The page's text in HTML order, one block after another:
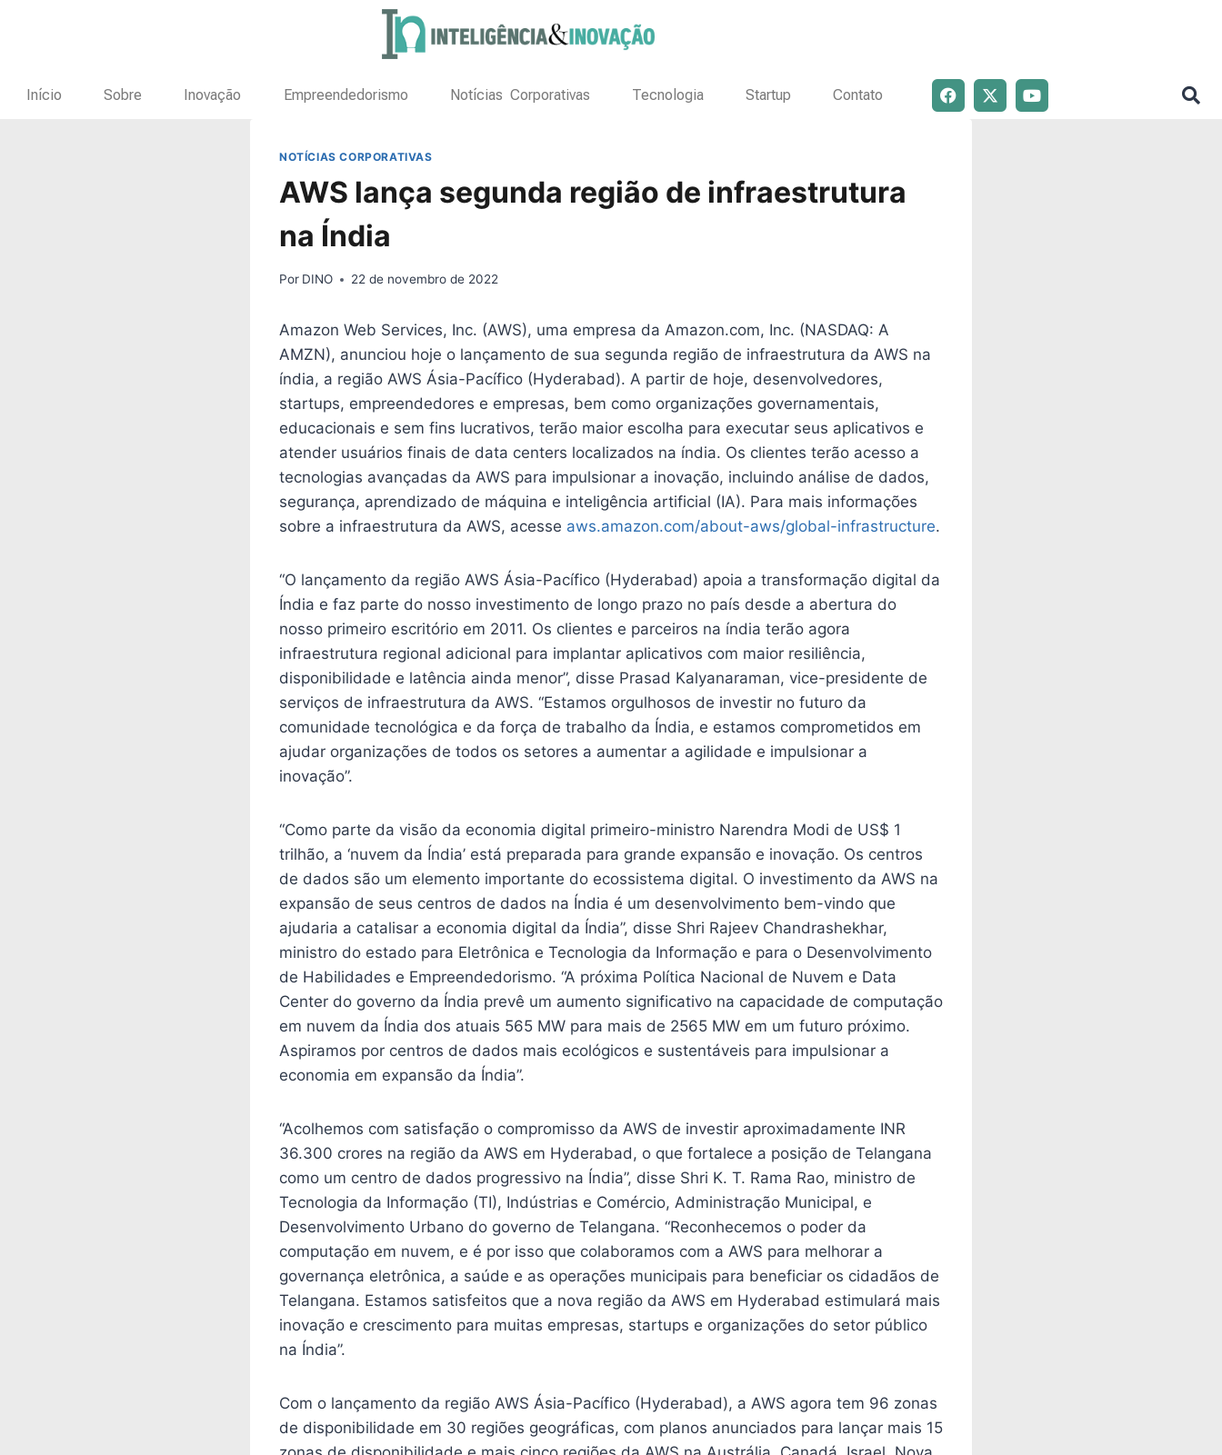
Início Sobre Inovação Empreendedorismo Notícias Corporativas Tecnologia Startup Contato
NOTÍCIAS CORPORATIVAS
AWS lança segunda região de infraestrutura
na Índia
Por DINO 22 de novembro de 2022
Amazon Web Services, Inc. (AWS), uma empresa da Amazon.com, Inc. (NASDAQ: A
AMZN), anunciou hoje o lançamento de sua segunda região de infraestrutura da AWS na
índia, a região AWS Ásia-Pacífico (Hyderabad). A partir de hoje, desenvolvedores,
startups, empreendedores e empresas, bem como organizações governamentais,
educacionais e sem fins lucrativos, terão maior escolha para executar seus aplicativos e
atender usuários finais de data centers localizados na índia. Os clientes terão acesso a
tecnologias avançadas da AWS para impulsionar a inovação, incluindo análise de dados,
segurança, aprendizado de máquina e inteligência artificial (IA). Para mais informações
sobre a infraestrutura da AWS, acesse aws.amazon.com/about-aws/global-infrastructure.
“O lançamento da região AWS Ásia-Pacífico (Hyderabad) apoia a transformação digital da
Índia e faz parte do nosso investimento de longo prazo no país desde a abertura do
nosso primeiro escritório em 2011. Os clientes e parceiros na índia terão agora
infraestrutura regional adicional para implantar aplicativos com maior resiliência,
disponibilidade e latência ainda menor”, disse Prasad Kalyanaraman, vice-presidente de
serviços de infraestrutura da AWS. “Estamos orgulhosos de investir no futuro da
comunidade tecnológica e da força de trabalho da Índia, e estamos comprometidos em
ajudar organizações de todos os setores a aumentar a agilidade e impulsionar a
inovação”.
“Como parte da visão da economia digital primeiro-ministro Narendra Modi de US$ 1
trilhão, a ‘nuvem da Índia’ está preparada para grande expansão e inovação. Os centros
de dados são um elemento importante do ecossistema digital. O investimento da AWS na
expansão de seus centros de dados na Índia é um desenvolvimento bem-vindo que
ajudaria a catalisar a economia digital da Índia”, disse Shri Rajeev Chandrashekhar,
ministro do estado para Eletrônica e Tecnologia da Informação e para o Desenvolvimento
de Habilidades e Empreendedorismo. “A próxima Política Nacional de Nuvem e Data
Center do governo da Índia prevê um aumento significativo na capacidade de computação
em nuvem da Índia dos atuais 565 MW para mais de 2565 MW em um futuro próximo.
Aspiramos por centros de dados mais ecológicos e sustentáveis para impulsionar a
economia em expansão da Índia”.
“Acolhemos com satisfação o compromisso da AWS de investir aproximadamente INR
36.300 crores na região da AWS em Hyderabad, o que fortalece a posição de Telangana
como um centro de dados progressivo na Índia”, disse Shri K. T. Rama Rao, ministro de
Tecnologia da Informação (TI), Indústrias e Comércio, Administração Municipal, e
Desenvolvimento Urbano do governo de Telangana. “Reconhecemos o poder da
computação em nuvem, e é por isso que colaboramos com a AWS para melhorar a
governança eletrônica, a saúde e as operações municipais para beneficiar os cidadãos de
Telangana. Estamos satisfeitos que a nova região da AWS em Hyderabad estimulará mais
inovação e crescimento para muitas empresas, startups e organizações do setor público
na Índia”.
Com o lançamento da região AWS Ásia-Pacífico (Hyderabad), a AWS agora tem 96 zonas
de disponibilidade em 30 regiões geográficas, com planos anunciados para lançar mais 15